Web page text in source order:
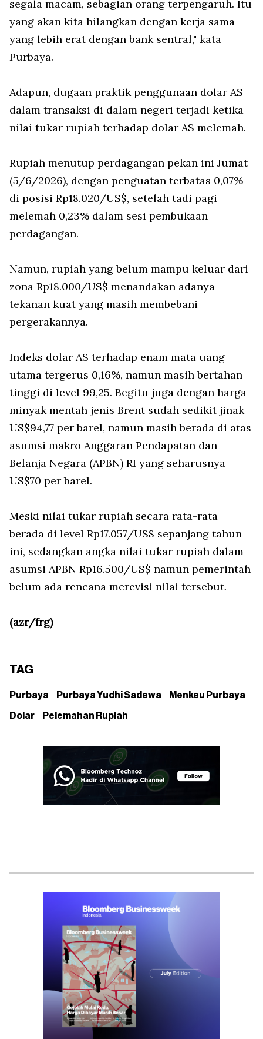
segala macam, sebagian orang terpengaruh. Itu
yang akan kita hilangkan dengan kerja sama
yang lebih erat dengan bank sentral," kata
Purbaya.
Adapun, dugaan praktik penggunaan dolar AS
dalam transaksi di dalam negeri terjadi ketika
nilai tukar rupiah terhadap dolar AS melemah.
Rupiah menutup perdagangan pekan ini Jumat
(5/6/2026), dengan penguatan terbatas 0,07%
di posisi Rp18.020/US$, setelah tadi pagi
melemah 0,23% dalam sesi pembukaan
perdagangan.
Namun, rupiah yang belum mampu keluar dari
zona Rp18.000/US$ menandakan adanya
tekanan kuat yang masih membebani
pergerakannya.
Indeks dolar AS terhadap enam mata uang
utama tergerus 0,16%, namun masih bertahan
tinggi di level 99,25. Begitu juga dengan harga
minyak mentah jenis Brent sudah sedikit jinak
US$94,77 per barel, namun masih berada di atas
asumsi makro Anggaran Pendapatan dan
Belanja Negara (APBN) RI yang seharusnya
US$70 per barel.
Meski nilai tukar rupiah secara rata-rata
berada di level Rp17.057/US$ sepanjang tahun
ini, sedangkan angka nilai tukar rupiah dalam
asumsi APBN Rp16.500/US$ namun pemerintah
belum ada rencana merevisi nilai tersebut.
(azr/frg)
TAG
Purbaya Purbaya Yudhi Sadewa Menkeu Purbaya
Dolar Pelemahan Rupiah